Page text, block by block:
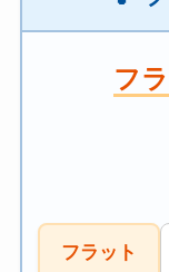
フ
フラット